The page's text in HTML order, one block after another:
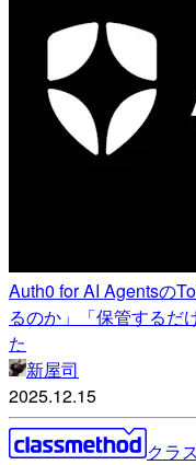
Auth0 for AI Agentsの
るのか」「保管するだ
た
新屋司
2025.12.15
クラ